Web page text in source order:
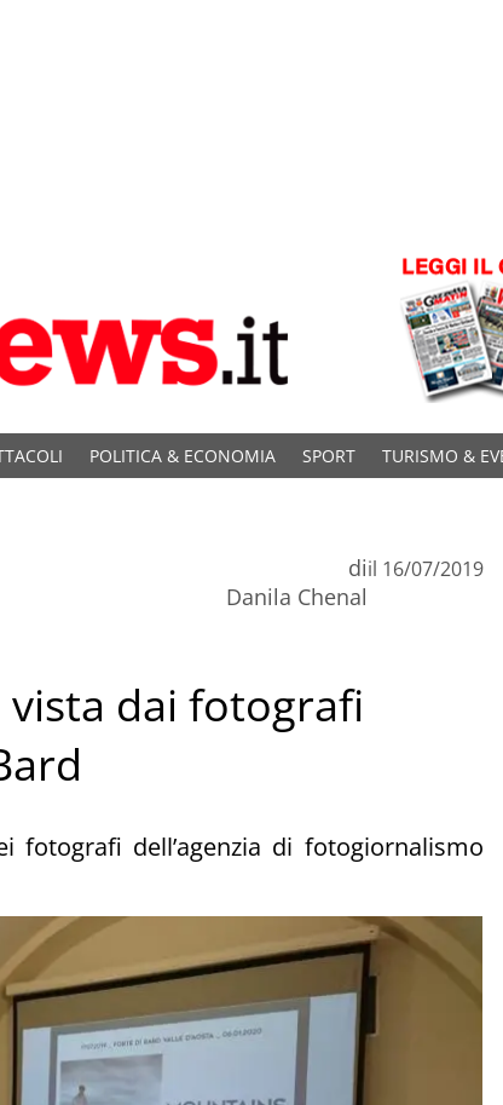
POLITICA & ECONOMIA SPORT TURISMO &
di
Danila Chenal
il 16/07/2019
dai fotografi
fotografi dell’agenzia di fotogiornalismo